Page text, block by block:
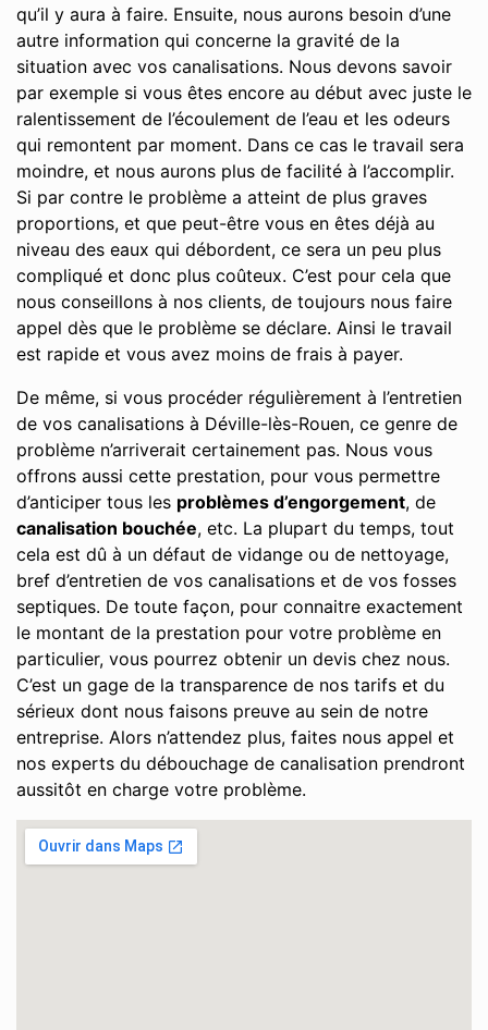
qu’il y aura à faire. Ensuite, nous aurons besoin d’une
autre information qui concerne la gravité de la
situation avec vos canalisations. Nous devons savoir
par exemple si vous êtes encore au début avec juste le
ralentissement de l’écoulement de l’eau et les odeurs
qui remontent par moment. Dans ce cas le travail sera
moindre, et nous aurons plus de facilité à l’accomplir.
Si par contre le problème a atteint de plus graves
proportions, et que peut-être vous en êtes déjà au
niveau des eaux qui débordent, ce sera un peu plus
compliqué et donc plus coûteux. C’est pour cela que
nous conseillons à nos clients, de toujours nous faire
appel dès que le problème se déclare. Ainsi le travail
est rapide et vous avez moins de frais à payer.
De même, si vous procéder régulièrement à l’entretien
de vos canalisations à Déville-lès-Rouen, ce genre de
problème n’arriverait certainement pas. Nous vous
offrons aussi cette prestation, pour vous permettre
d’anticiper tous les problèmes d’engorgement, de
canalisation bouchée, etc. La plupart du temps, tout
cela est dû à un défaut de vidange ou de nettoyage,
bref d’entretien de vos canalisations et de vos fosses
septiques. De toute façon, pour connaitre exactement
le montant de la prestation pour votre problème en
particulier, vous pourrez obtenir un devis chez nous.
C’est un gage de la transparence de nos tarifs et du
sérieux dont nous faisons preuve au sein de notre
entreprise. Alors n’attendez plus, faites nous appel et
nos experts du débouchage de canalisation prendront
aussitôt en charge votre problème.